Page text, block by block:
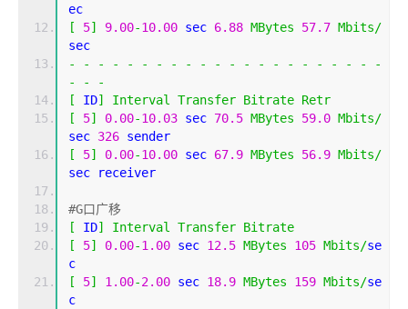
ec
[
5] 9.00-10.00 sec 6.88 MBytes 57.7 Mbits/
sec
-
- - - - - - - - - - - - - - - - - - - -
-
-
-
-
[
ID] Interval Transfer Bitrate Retr
[
5] 0.00-10.03 sec 70.5 MBytes 59.0 Mbits/
sec 326 sender
[
5] 0.00-10.00 sec 67.9 MBytes 56.9 Mbits/
sec receiver
#G口广移
[
ID] Interval Transfer Bitrate
[
5] 0.00-1.00 sec 12.5 MBytes 105 Mbits/se
c
[
5] 1.00-2.00 sec 18.9 MBytes 159 Mbits/se
c